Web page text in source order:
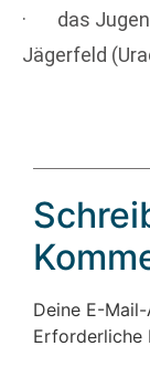
· das
Jägerfeld
Deine E-
Erforderliche